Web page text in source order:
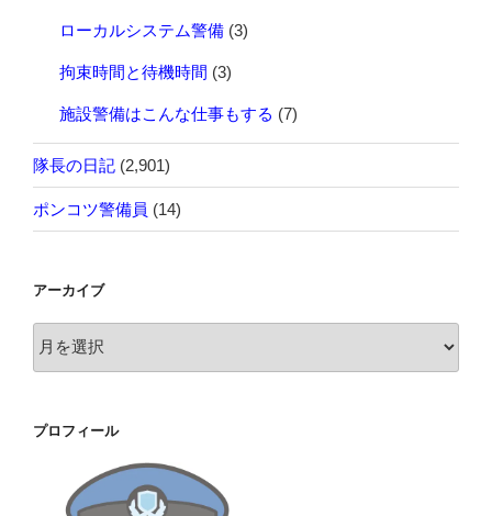
ローカルシステム警備 (3)
拘束時間と待機時間 (3)
施設警備はこんな仕事もする (7)
隊長の日記 (2,901)
ポンコツ警備員 (14)
アーカイブ
ー
ブ
プロフィール